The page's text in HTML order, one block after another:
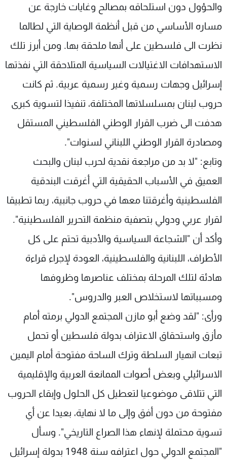
والحؤول دون استلحاقه بمصالح وغايات خارجة عن
مساره الأساسي من قبل أنظمة الوصاية التي لطالما
نظرت الى فلسطين على أنها ملحقة بها. ومن أبرز تلك
الاستهدافات الاغتيالات السياسية المتلاحقة التي نفذتها
إسرائيل وجهات رسمية وغير رسمية عربية. ثم كانت
حروب لبنان بمسلسلاتها المختلفة، تنفيذا لتسوية كبرى
هدفت الى ضرب القرار الوطني الفلسطيني المستقل
ومصادرة القرار الوطني اللبناني لسنوات".
وتابع: "لا بد من مراجعة نقدية لحرب لبنان والبحث
العميق في الأسباب الحقيقية التي أغرقت البندقية
الفلسطينية وأغرقتنا معها في حروب جانبية، ربما تطبيقا
لقرار عربي ودولي بتصفية منظمة التحرير الفلسطينية".
وأكد أن "الشجاعة السياسية والأدبية تحتم على كل
الأطراف، اللبنانية والفلسطينية، العودة لإجراء قراءة
هادئة لتلك المرحلة بمختلف عناصرها وظروفها
ومسبباتها لاستخلاص العبر والدروس".
ورأى: "لقد وضع أبو مازن المجتمع الدولي برمته أمام
مأزق واستحقاق الاعتراف بدولة فلسطين أو تحمل
تبعات انهيار السلطة وترك الساحة مفتوحة أمام اليمين
الاسرائيلي وبعض أصوات الممانعة العربية والإقليمية
التي تتلاقى موضوعيا لتعطيل كل الحلول وإبقاء الحروب
مفتوحة من دون أفق وإلى ما لا نهاية، بعيدا عن أي
تسوية محتملة لإنهاء هذا الصراع التاريخي". وسأل
"المجتمع الدولي حول اعترافه سنة 1948 بدولة إسرائيل